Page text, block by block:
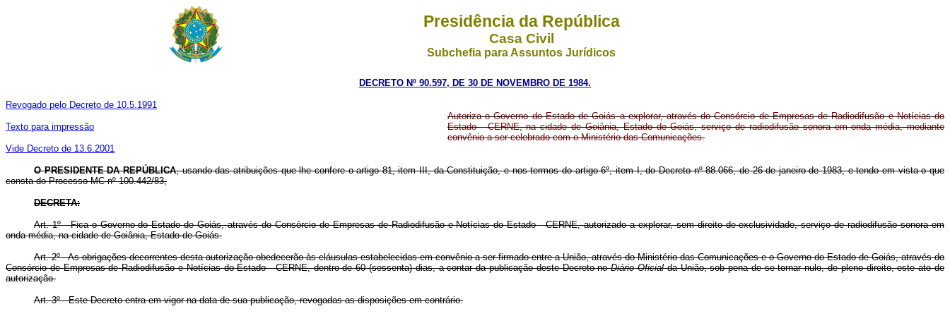
Presidência da República
Casa Civil
Subchefia para Assuntos Jurídicos
DECRETO Nº 90.597, DE 30 DE NOVEMBRO DE 1984.
Revogado pelo Decreto de 10.5.1991
Texto para impressão
Vide Decreto de 13.6.2001
Autoriza o Governo do Estado de Goiás a explorar, através do Consórcio de Empresas de Radiodifusão e Notícias do
Estado - CERNE, na cidade de Goiânia, Estado de Goiás, serviço de radiodifusão sonora em onda média, mediante
convênio a ser celebrado com o Ministério das Comunicações.
O PRESIDENTE DA REPÚBLICA, usando das atribuições que lhe confere o artigo 81, item III, da Constituição, e nos termos do artigo 6º, item I, do Decreto nº 88.066, de 26 de janeiro de 1983, e tendo em vista o que
consta do Processo MC nº 100.442/83,
DECRETA:
Art. 1º - Fica o Governo do Estado de Goiás, através do Consórcio de Empresas de Radiodifusão e Notícias do Estado - CERNE, autorizado a explorar, sem direito de exclusividade, serviço de radiodifusão sonora em
onda média, na cidade de Goiânia, Estado de Goiás.
Art. 2º - As obrigações decorrentes desta autorização obedecerão às cláusulas estabelecidas em convênio a ser firmado entre a União, através do Ministério das Comunicações e o Governo do Estado de Goiás, através do
Consórcio de Empresas de Radiodifusão e Notícias do Estado - CERNE, dentro de 60 (sessenta) dias, a contar da publicação deste Decreto noDiário Oficialda União, sob pena de se tornar nulo, de pleno direito, este ato de
autorização.
Art. 3º - Este Decreto entra em vigor na data de sua publicação, revogadas as disposições em contrário.